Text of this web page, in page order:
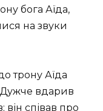
бога Аїда,
на звуки
трону Аїда
вдарив
він співав про